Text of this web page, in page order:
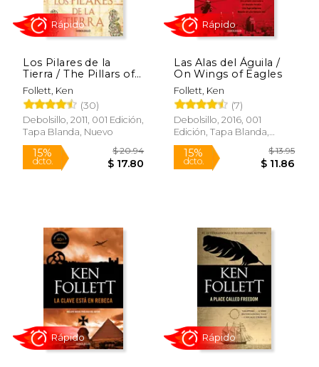
Los Pilares de la
Tierra / The Pillars of
the Earth
Follett, Ken
(30)
Debolsillo, 2011, 001 Edición,
Tapa Blanda, Nuevo
15%
dcto.
Rápido
Las Alas del Águila /
On Wings of Eagles
Follett, Ken
(7)
Debolsillo, 2016, 001
Edición, Tapa Blanda,
Nuevo
15%
dcto.